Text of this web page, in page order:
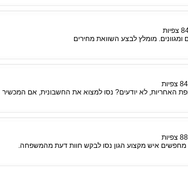
צפיות
ומגוונים. מומלץ לבצע השוואת מחירים
צפיות
האחריות, לא יודעים? נסו למצוא את החשבונית, אם המכשיר
צפיות
איש מקצוע הגון נסו לבקש חוות דעת מהמשפחה.